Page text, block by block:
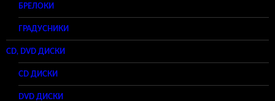
БРЕЛОКИ
ГРАДУСНИКИ
CD, DVD ДИСКИ
CD ДИСКИ
DVD ДИСКИ